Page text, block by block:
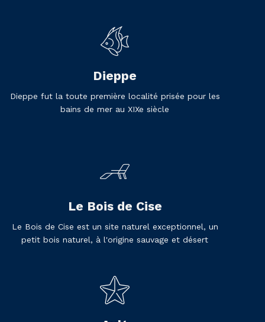
Dieppe
Dieppe fut la toute première localité prisée pour les
bains de mer au XIXe siècle
Le Bois de Cise
Le Bois de Cise est un site naturel exceptionnel, un
petit bois naturel, à l'origine sauvage et désert